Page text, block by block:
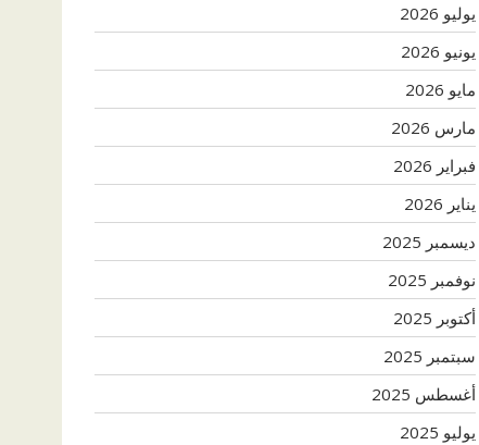
يوليو 2026
يونيو 2026
مايو 2026
مارس 2026
فبراير 2026
يناير 2026
ديسمبر 2025
نوفمبر 2025
أكتوبر 2025
سبتمبر 2025
أغسطس 2025
يوليو 2025